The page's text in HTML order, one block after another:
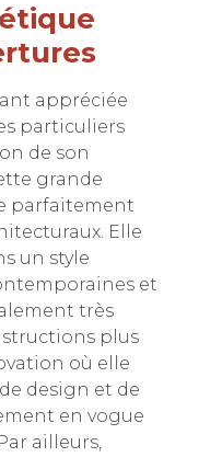
appréciée
particuliers
de son
grande
parfaitement
Elle
un style
et
très
plus
où elle
design et de
en vogue
ailleurs,